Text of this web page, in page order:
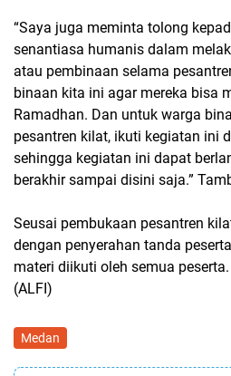
“Saya juga meminta tolong
senantiasa humanis dalam
atau pembinaan selama
binaan kita ini agar mereka bisa
Ramadhan. Dan untuk warga
pesantren kilat, ikuti kegiatan ini
sehingga kegiatan ini dapat
berakhir sampai disini saja.”
Seusai pembukaan pesantren
dengan penyerahan tanda
materi diikuti oleh semua peserta.
(ALFI)
Medan